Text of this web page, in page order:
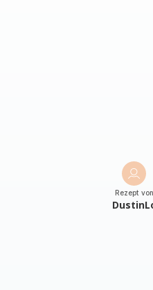
Rezept von